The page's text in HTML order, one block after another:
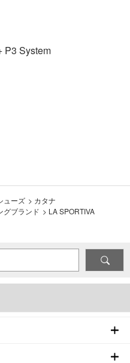
P3 System
ューズ > カタナ
グブランド > LA SPORTIVA